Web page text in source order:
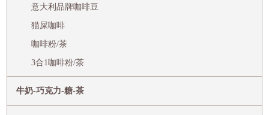
意大利品牌咖啡豆
猫屎咖啡
咖啡粉/茶
3合1咖啡粉/茶
牛奶-巧克力-糖-茶